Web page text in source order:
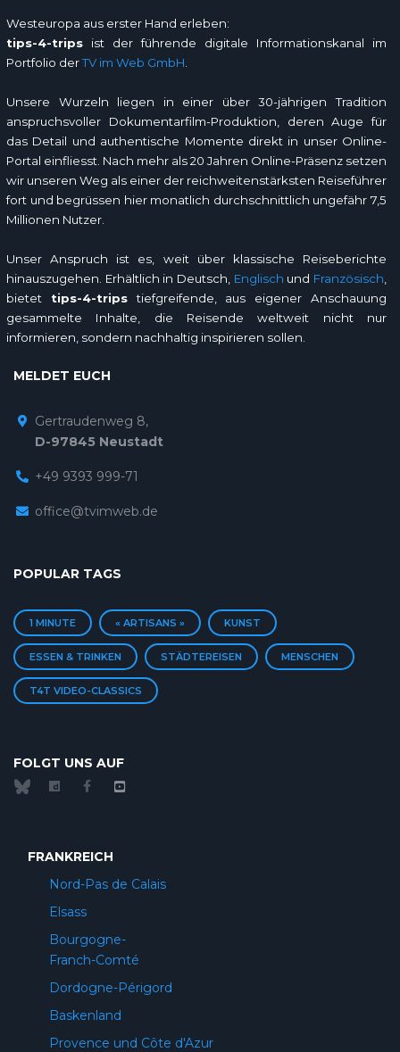
Westeuropa aus erster Hand erleben:
tips-4-trips ist der führende digitale Informationskanal im
Portfolio derTV im Web GmbH
Unsere Wurzeln liegen in einer über 30-jährigen Tradition
anspruchsvoller Dokumentarfilm-Produktion, deren Auge für
das Detail und authentische Momente direkt in unser Online-
Portal einfliesst. Nach mehr als 20 Jahren Online-Präsenz setzen
wir unseren Weg als einer der reichweitenstärksten Reiseführer
fort und begrüssen hier monatlich durchschnittlich ungefähr 7,5
Millionen Nutzer.
Unser Anspruch ist es, weit über klassische Reiseberichte
hinauszugehen. Erhältlich in Deutsch, Englisch und Französisch
bietet tips-4-tripstiefgreifende, aus eigener Anschauung
gesammelte Inhalte, die Reisende weltweit nicht nur
informieren, sondern nachhaltig inspirieren sollen.
MELDET EUCH
Gertraudenweg 8,
D-97845 Neustadt
+49 9393 999-71
office@tvimweb.de
POPULAR TAGS
1 MINUTE « ARTISANS » KUNST
ESSEN & TRINKEN STÄDTEREISEN MENSCHEN
T4T VIDEO-CLASSICS
FOLGT UNS AUF
FRANKREICH
Nord-Pas de Calais
Elsass
Bourgogne-
Franch-Comté
Dordogne-Périgord
Baskenland
Provence und Côte d'Azur